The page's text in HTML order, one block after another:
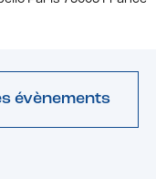
évènements